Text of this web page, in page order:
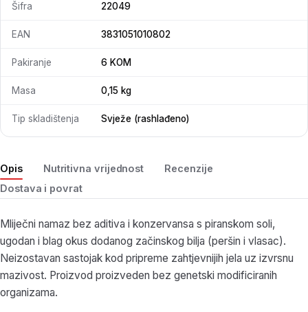
Opis Nutritivna vrijednost
Recenzije
Dostava i povrat
Mliječni namaz bez aditiva i konzervansa s piranskom soli,
ugodan i blag okus dodanog začinskog bilja (peršin i vlasac).
Neizostavan sastojak kod pripreme zahtjevnijih jela uz izvrsnu
mazivost. Proizvod proizveden bez genetski modificiranih
organizama.
Šifra 22049
EAN 3831051010802
Pakiranje 6 KOM
Masa 0,15 kg
Tip skladištenja Svježe (rashlađeno)